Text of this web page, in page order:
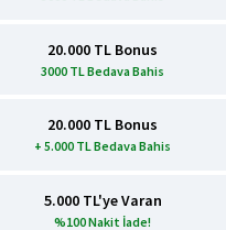
20.000 TL Bonus
3000 TL Bedava Bahis
20.000 TL Bonus
+ 5.000 TL Bedava Bahis
5.000 TL'ye Varan
%100 Nakit İade!